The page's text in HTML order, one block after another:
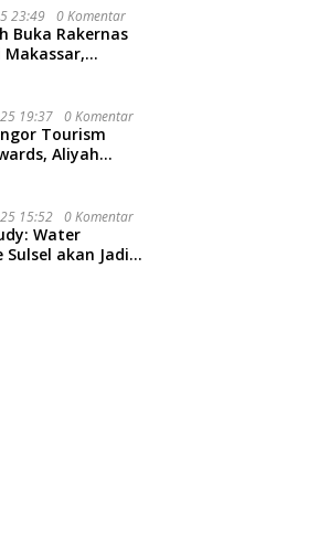
23:49 0 Komentar
Buka Rakernas
Makassar,
19:37 0 Komentar
Tourism
Aliyah
15:52 0 Komentar
Water
Sulsel akan Jadi